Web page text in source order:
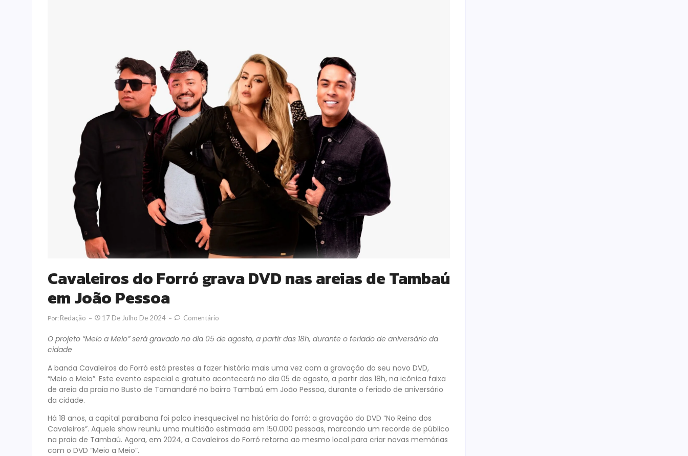
Cavaleiros do Forró grava DVD nas areias de Tambaú
em João Pessoa
Por: Redação 17 De Julho De 2024 Comentário
O projeto “Meio a Meio” será gravado no dia 05 de agosto, a partir das 18h, durante o feriado de aniversário da
cidade
A banda Cavaleiros do Forró está prestes a fazer história mais uma vez com a gravação do seu novo DVD,
“Meio a Meio”. Este evento especial e gratuito acontecerá no dia 05 de agosto, a partir das 18h, na icônica faixa
de areia da praia no Busto de Tamandaré no bairro Tambaú em João Pessoa, durante o feriado de aniversário
da cidade.
Há 18 anos, a capital paraibana foi palco inesquecível na história do forró: a gravação do DVD “No Reino dos
Cavaleiros”. Aquele show reuniu uma multidão estimada em 150.000 pessoas, marcando um recorde de público
na praia de Tambaú. Agora, em 2024, a Cavaleiros do Forró retorna ao mesmo local para criar novas memórias
com o DVD “Meio a Meio”.